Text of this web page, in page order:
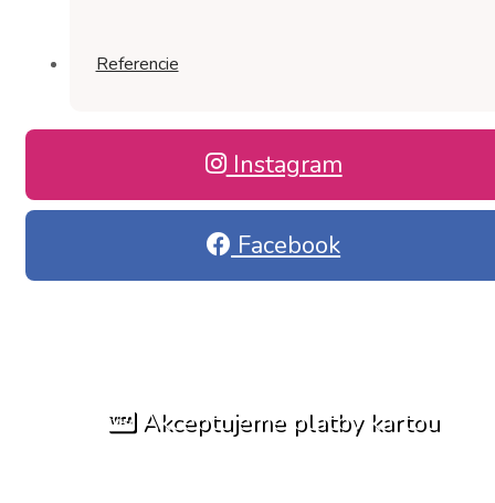
Referencie
Instagram
Facebook
Akceptujeme platby kartou